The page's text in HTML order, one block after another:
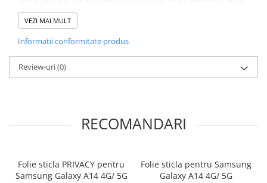
de protectie, sigiliile sau etichetele.
Inlocuirea componentelor interne este un proces delicat si
reparatiilor GSM.
Se recomanda montajul intr-un service specializat.
GARANTIE
Click aici pentru mai multe informatii
VEZI MAI MULT
Informatii conformitate produs
Review-uri(0)
RECOMANDARI
Folie sticla PRIVACY pentru
Samsung Galaxy A14 4G/ 5G
Folie sticla pentru Samsung
Galaxy A14 4G/ 5G